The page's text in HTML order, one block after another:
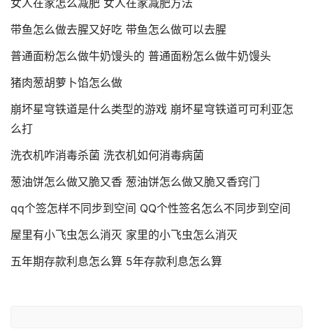
女人在家怎么减肥 女人在家减肥方法
带鱼怎么做去腥又好吃 带鱼怎么做可以去腥
普通面粉怎么做牛奶馒头的 普通面粉怎么做牛奶馒头
猪肉葱胡萝卜馅怎么做
崩坏星穹铁道是什么类型的游戏 崩坏星穹铁道可可利亚怎
么打
洗衣机咋消毒杀菌 洗衣机如何消毒病菌
葱油饼怎么做又脆又香 葱油饼怎么做又脆又香窍门
qq个签怎样不同步到空间 QQ个性签名怎么不同步到空间
屋里有小飞虫怎么消灭 家里的小飞虫怎么消灭
五年期存款利息怎么算 5年存款利息怎么算